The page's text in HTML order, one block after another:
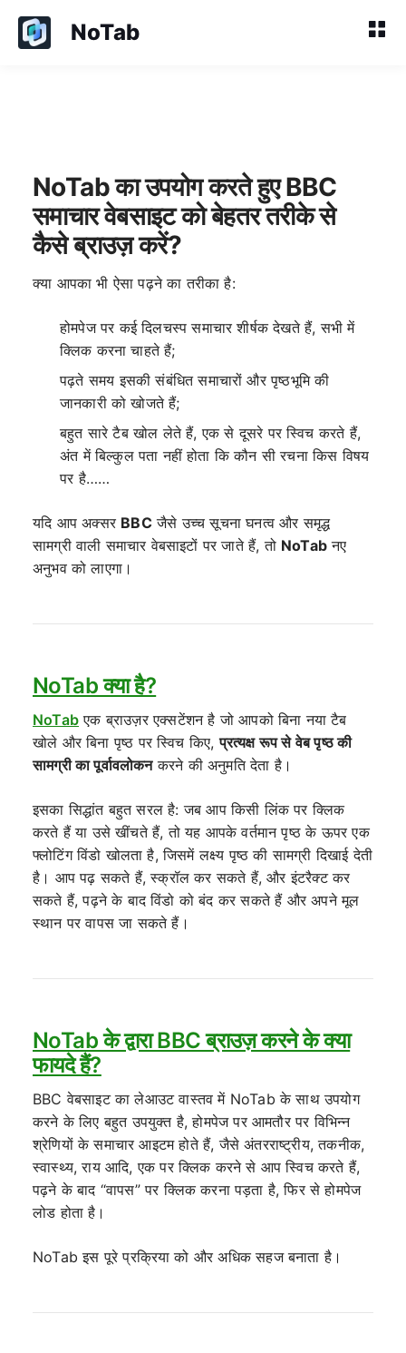
NoTab
NoTab का उपयोग करते हुए BBC
समाचार वेबसाइट को बेहतर तरीके से
कैसे ब्राउज़ करें?
क्या आपका भी ऐसा पढ़ने का तरीका है:
होमपेज पर कई दिलचस्प समाचार शीर्षक देखते हैं, सभी में
क्लिक करना चाहते हैं;
पढ़ते समय इसकी संबंधित समाचारों और पृष्ठभूमि की
जानकारी को खोजते हैं;
बहुत सारे टैब खोल लेते हैं, एक से दूसरे पर स्विच करते हैं,
अंत में बिल्कुल पता नहीं होता कि कौन सी रचना किस विषय
पर है……
यदि आप अक्सर BBCजैसे उच्च सूचना घनत्व और समृद्ध
सामग्री वाली समाचार वेबसाइटों पर जाते हैं, तो NoTab नए
अनुभव को लाएगा।
NoTab क्या है?
NoTab एक ब्राउज़र एक्सटेंशन है जो आपको बिना नया टैब
खोले और बिना पृष्ठ पर स्विच किए,प्रत्यक्ष रूप से वेब पृष्ठ की
सामग्री का पूर्वावलोकनकरने की अनुमति देता है।
इसका सिद्धांत बहुत सरल है: जब आप किसी लिंक पर क्लिक
करते हैं या उसे खींचते हैं, तो यह आपके वर्तमान पृष्ठ के ऊपर एक
फ्लोटिंग विंडो खोलता है, जिसमें लक्ष्य पृष्ठ की सामग्री दिखाई देती
है। आप पढ़ सकते हैं, स्क्रॉल कर सकते हैं, और इंटरैक्ट कर
सकते हैं, पढ़ने के बाद विंडो को बंद कर सकते हैं और अपने मूल
स्थान पर वापस जा सकते हैं।
NoTab के द्वारा BBC ब्राउज़ करने के क्या
फायदे हैं?
BBC वेबसाइट का लेआउट वास्तव में NoTab के साथ उपयोग
करने के लिए बहुत उपयुक्त है, होमपेज पर आमतौर पर विभिन्न
श्रेणियों के समाचार आइटम होते हैं, जैसे अंतरराष्ट्रीय, तकनीक,
स्वास्थ्य, राय आदि, एक पर क्लिक करने से आप स्विच करते हैं,
पढ़ने के बाद “वापस” पर क्लिक करना पड़ता है, फिर से होमपेज
लोड होता है।
NoTab इस पूरे प्रक्रिया को और अधिक सहज बनाता है।